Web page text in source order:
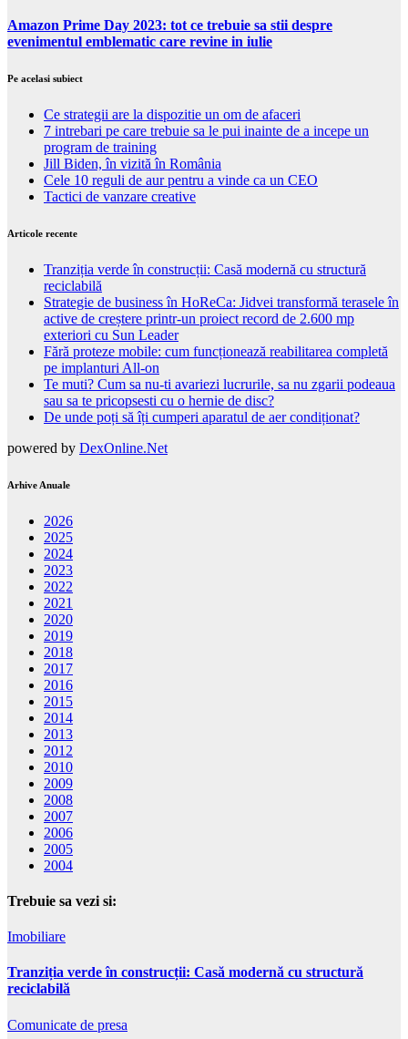
Amazon Prime Day 2023: tot ce trebuie sa stii despre
evenimentul emblematic care revine in iulie
Pe acelasi subiect
Ce strategii are la dispozitie un om de afaceri
7 intrebari pe care trebuie sa le pui inainte de a incepe un
program de training
Jill Biden, în vizită în România
Cele 10 reguli de aur pentru a vinde ca un CEO
Tactici de vanzare creative
Articole recente
Tranziția verde în construcții: Casă modernă cu structură
reciclabilă
Strategie de business în HoReCa: Jidvei transformă terasele în
active de creștere printr-un proiect record de 2.600 mp
exteriori cu Sun Leader
Fără proteze mobile: cum funcționează reabilitarea completă
pe implanturi All-on
Te muti? Cum sa nu-ti avariezi lucrurile, sa nu zgarii podeaua
sau sa te pricopsesti cu o hernie de disc?
De unde poți să îți cumperi aparatul de aer condiționat?
powered by DexOnline.Net
Arhive Anuale
2026
2025
2024
2023
2022
2021
2020
2019
2018
2017
2016
2015
2014
2013
2012
2010
2009
2008
2007
2006
2005
2004
Trebuie sa vezi si:
Imobiliare
Tranziția verde în construcții: Casă modernă cu structură
reciclabilă
Comunicate de presa